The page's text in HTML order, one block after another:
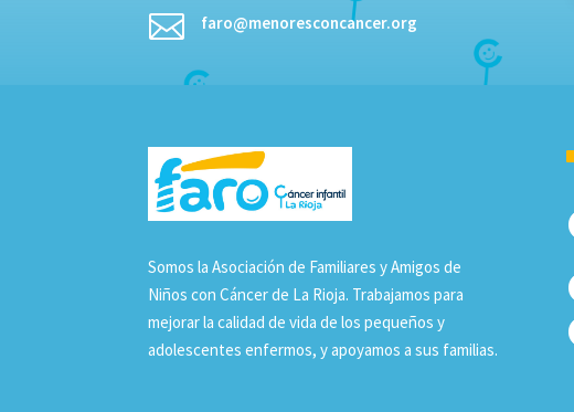
 faro@menoresconcancer.org
Somos la Asociación de Familiares y Amigos de
Niños con Cáncer de La Rioja. Trabajamos para
mejorar la calidad de vida de los pequeños y
adolescentes enfermos, y apoyamos a sus familias.